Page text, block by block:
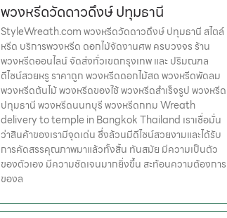
พวงหรีดวัดดาวดึงษ์ ปทุมธานี
StyleWreath.com พวงหรีดวัดดาวดึงษ์ ปทุมธานี สไตล์
หรีด บริการพวงหรีด ดอกไม้จัดงานศพ ครบวงจร ร้าน
พวงหรีดออนไลน์ จัดส่งทั่วเขตกรุงเทพ และ ปริมณฑล
ดีไซน์สวยหรู ราคาถูก พวงหรีดดอกไม้สด พวงหรีดพัดลม
พวงหรีดต้นไม้ พวงหรีดของใช้ พวงหรีดสำเร็จรูป พวงหรีด
ปทุมธานี พวงหรีดนนทบุรี พวงหรีดกทม Wreath
delivery to temple in Bangkok Thailand เราเชื่อมั่น
ว่าสินค้าของเรามีจุดเด่น ซึ่งล้วนมีดีไซน์สวยงามและได้รับ
การคัดสรรคุณภาพมาแล้วทั้งสิ้น ทันสมัย มีความเป็นตัว
ของตัวเอง มีความชัดเจนมากยิ่งขึ้น สะท้อนความต้องการ
ของล